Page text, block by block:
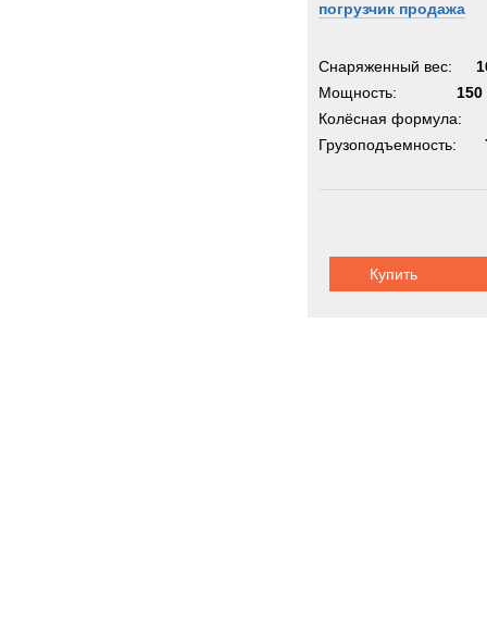
погрузчик продажа
Снаряженный вес:
Мощность:
150
Колёсная формула:
Грузоподъемность:
Купить